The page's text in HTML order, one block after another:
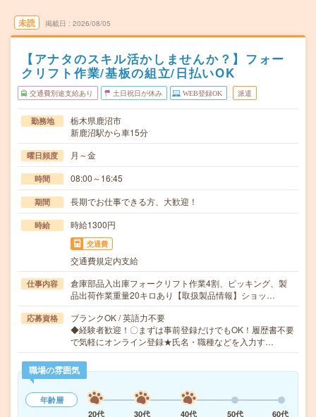
未読 掲載日 2026/08/05
【アナタのスキル活かしませんか？】フォー
クリフト作業/基板の組立/日払いOK
交通費別途支給あり 土日祝日が休み WEB登録OK 派遣
勤務地
栃木県鹿沼市
新鹿沼駅から車15分
曜日頻度 月～金
時間 08:00～16:45
期間 長期でお仕事できる方、大歓迎！
時給 時給1300円
交通費
交通費規定内支給
仕事内容
倉庫部品入出庫フォークリフト作業4割、ピッキング、製
品出荷作業重量20キロあり【取扱製品情報】ショッ…
応募資格
ブランクOK / 英語力不要
◆経験者歓迎！〇まずは事前登録だけでもOK！履歴書不要
で気軽にオンライン登録★氏名・職種などを入力す…
職場の雰囲気
年齢層
20代
30代 40代 50代 60代